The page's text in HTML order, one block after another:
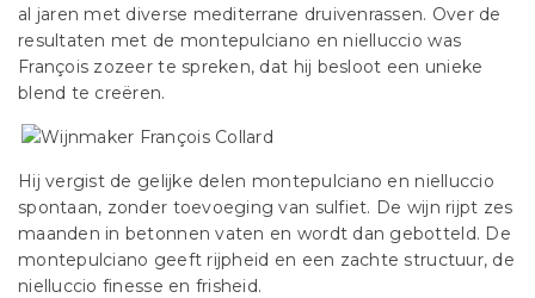
al jaren met diverse mediterrane druivenrassen. Over de
resultaten met de montepulciano en nielluccio was
François zozeer te spreken, dat hij besloot een unieke
blend te creëren.
Hij vergist de gelijke delen montepulciano en nielluccio
spontaan, zonder toevoeging van sulfiet. De wijn rijpt zes
maanden in betonnen vaten en wordt dan gebotteld. De
montepulciano geeft rijpheid en een zachte structuur, de
nielluccio finesse en frisheid.